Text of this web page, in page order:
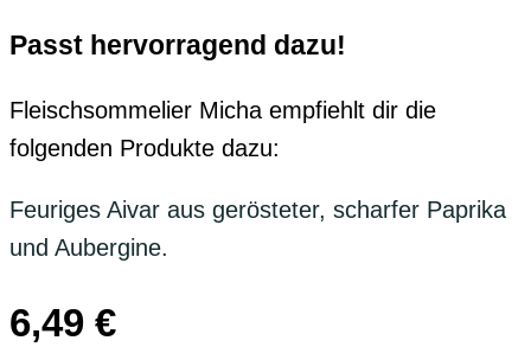
Passt hervorragend dazu!
Fleischsommelier Micha empfiehlt dir die
folgenden Produkte dazu:
Feuriges Aivar aus gerösteter, scharfer Paprika
und Aubergine.
6,49 €